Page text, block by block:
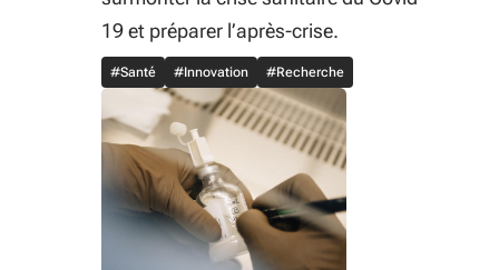
19 et préparer l’après-crise.
#Santé #Innovation #Recherche